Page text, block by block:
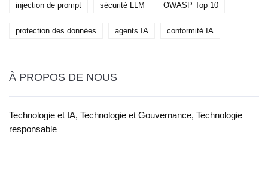
injection de prompt sécurité LLM OWASP Top 10
protection des données agents IA conformité IA
À PROPOS DE NOUS
Technologie et IA, Technologie et Gouvernance, Technologie
responsable